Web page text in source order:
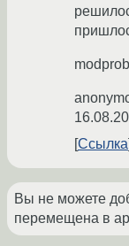
Ссылка
Вы не можете
перемещена в